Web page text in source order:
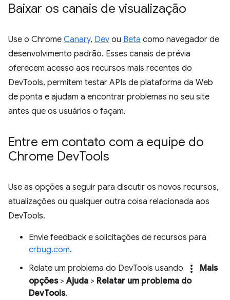
Baixar os canais de visualização
Use o Chrome Canary, Dev ou Beta como navegador de
desenvolvimento padrão. Esses canais de prévia
oferecem acesso aos recursos mais recentes do
DevTools, permitem testar APIs de plataforma da Web
de ponta e ajudam a encontrar problemas no seu site
antes que os usuários o façam.
Entre em contato com a equipe do
Chrome DevTools
Use as opções a seguir para discutir os novos recursos,
atualizações ou qualquer outra coisa relacionada aos
DevTools.
Envie feedback e solicitações de recursos para
crbug.com.
Relate um problema do DevTools usando
more_vert
Mais
opções>Ajuda > Relatar um problema do
DevTools.